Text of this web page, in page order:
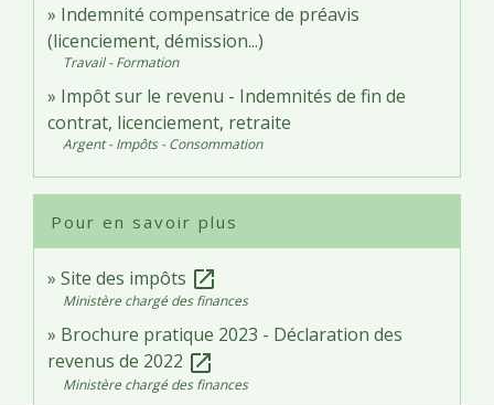
Indemnité compensatrice de préavis
(licenciement, démission...)
Travail - Formation
Impôt sur le revenu - Indemnités de fin de
contrat, licenciement, retraite
Argent - Impôts - Consommation
Pour en savoir plus
Site des impôts open_in_new
Ministère chargé des finances
Brochure pratique 2023 - Déclaration des
revenus de 2022 open_in_new
Ministère chargé des finances